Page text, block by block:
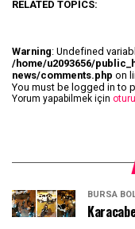
RELATED TOPICS:
Warning: Undefined
/home/u2093656/
news/comments.php on
You must be logged in to
Yorum yapabilmek için
BURSA